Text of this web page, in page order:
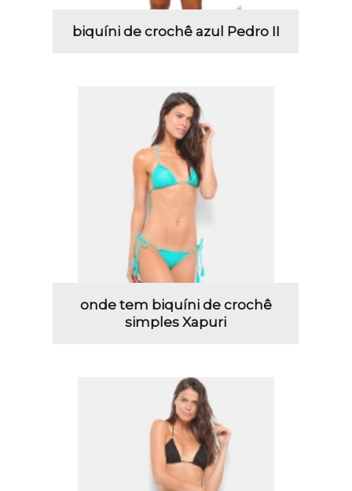
biquíni de crochê azul Pedro II
onde tem biquíni de crochê
simples Xapuri